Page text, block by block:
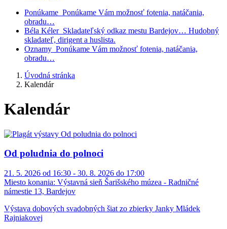
Ponúkame Ponúkame Vám možnosť fotenia, natáčania,
obradu…
Béla Kéler Skladateľský odkaz mestu Bardejov… Hudobný
skladateľ, dirigent a huslista.
Oznamy Ponúkame Vám možnosť fotenia, natáčania,
obradu…
Úvodná stránka
Kalendár
Kalendár
Od poludnia do polnoci
21. 5. 2026 od 16:30 - 30. 8. 2026 do 17:00
Miesto konania: Výstavná sieň Šarišského múzea - Radničné
námestie 13, Bardejov
Výstava dobových svadobných šiat zo zbierky Janky Mládek
Rajniakovej